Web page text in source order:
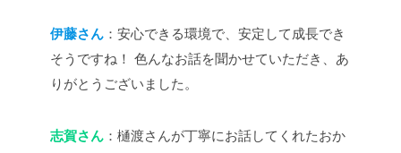
伊藤さん ：安心できる環境で、安定して成長でき
そうですね！ 色んなお話を聞かせていただき、あ
りがとうございました。
志賀さん ：樋渡さんが丁寧にお話してくれたおか